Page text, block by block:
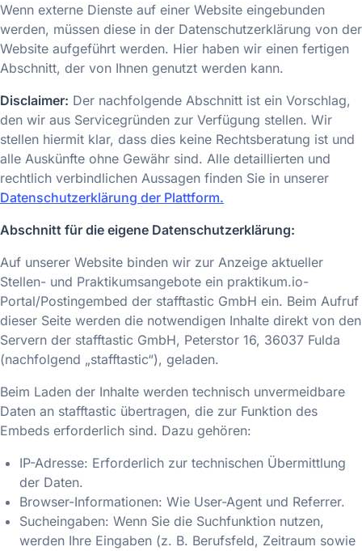
Wenn externe Dienste auf einer Website eingebunden
werden, müssen diese in der Datenschutzerklärung von der
Website aufgeführt werden. Hier haben wir einen fertigen
Abschnitt, der von Ihnen genutzt werden kann.
Disclaimer: Der nachfolgende Abschnitt ist ein Vorschlag,
den wir aus Servicegründen zur Verfügung stellen. Wir
stellen hiermit klar, dass dies keine Rechtsberatung ist und
alle Auskünfte ohne Gewähr sind. Alle detaillierten und
rechtlich verbindlichen Aussagen finden Sie in unserer
Datenschutzerklärung der Plattform.
Abschnitt für die eigene Datenschutzerklärung:
Auf unserer Website binden wir zur Anzeige aktueller
Stellen- und Praktikumsangebote ein praktikum.io-
Portal/Postingembed der stafftastic GmbH ein. Beim Aufruf
dieser Seite werden die notwendigen Inhalte direkt von den
Servern der stafftastic GmbH, Peterstor 16, 36037 Fulda
(nachfolgend „stafftastic“), geladen.
Beim Laden der Inhalte werden technisch unvermeidbare
Daten an stafftastic übertragen, die zur Funktion des
Embeds erforderlich sind. Dazu gehören:
IP-Adresse: Erforderlich zur technischen Übermittlung
der Daten.
Browser-Informationen: Wie User-Agent und Referrer.
Sucheingaben: Wenn Sie die Suchfunktion nutzen,
werden Ihre Eingaben (z. B. Berufsfeld, Zeitraum sowie